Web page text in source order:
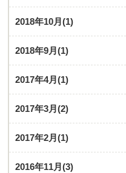
2018年10月(1)
2018年9月(1)
2017年4月(1)
2017年3月(2)
2017年2月(1)
2016年11月(3)